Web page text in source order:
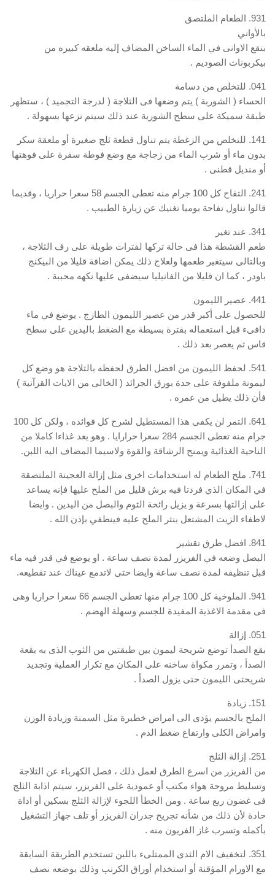
931. الطعام الملتصق
بالأواني
بنقع الاوانى في الماء الساخن المضاف إليه ملعقه كبيره من
بيكربونات الصوديم .
041. للتخلص من دسامة
الحساء ( الشوربة ) يتم وضعها فى الثلاجة ( لدرجة التجميد ) ، ستظهر
طبقة سميكة على سطح الشوربة عند ذلك سيتم نزعها بسهولة .
141. للتخلص من الزغطة يتم تناول قطعة ثلج صغيرة أو ملعقة سكر
بدون ماء أو شرب الماء من زجاجة مع وضع فوطة سفرة على فوهتها
أو منديل قطنى .
241. التفاح كل 100 جرام منه تعطى الجسم 58 سعرا حراريا ، وقديما
قالوا تناول تفاحة يوميا تغنيك عن زيارة الطبيب .
341. عند تغير
طعم القشطة هذا فى حالة تركها لفترات طويلة على رف الثلاجة ،
وبالتالى سيتغير طعمها ولعلاج ذلك يمكن اضافة قليلا من البيكنج
باودر ، كما ان قليلا من الفانيليا سيضفى عليها نكهه محببة .
441. عصير الليمون
للحصول على أكبر قدر من عصير الليمون الطازج . يوضع في ماء
دافىء قبل استعماله بفترة بسيطة مع الضغط باليدين على سطح
قاس ثم يعصر بعد ذلك .
541. لحفظ الليمون من افضل الطرق لحفظه بالثلاجة هو وضع كل
ليمونة ملفوفة على حدة بورق الجرائد ( الخالى من الايات القرآنية )
فأن ذلك يطيل من عمره .
641. التمر لن يكفى هذا المستطيل لشرح كل فوائده ، ولكن كل 100
جرام منه تعطى الجسم 284 سعرا حرارايا . وهو يعد غذاءا كاملا من
الناحية الغذائية ويمنح الرشاقة والقوة ولاسيما المضاف اليه اللبن.
741. ملح الطعام له استخدامات اخرى مثل إزالة العجينة الملتصقة
في المكان الذي فردتا فيه برش قليل من الملح عليها فإنه يساعد
على إزالتها بسرعة و يزيل رائحة الثوم والبصل من اليدين . وايضا
لاطفاء الزيت المشتعل بنثر الملح عليه فينطفي بإذن الله .
841. افضل طرق تقشير
البصل وضعه في الفريزر لمدة نصف ساعة . او يوضع في قدر فيه ماء
قبل تنظيفه لمدة نصف ساعة وايضا حتى لاتدمع عيناك عند تقطيعه.
941. الملوخية كل 100 جرام منها تعطى الجسم 66 سعرا حراريا وهى
فى مقدمة الاغذية المفيدة للجسم وسهلة الهضم .
051. إزالة
بقع الصدأ توضع شريحة ليمون بين طبقتين من الثوب الذى به بقعة
الصدأ ، وتمرر مكواة ساخنه على المكان مع تكرار العملية وتجديد
شريحتى الليمون حتى يزول الصدأ .
151. زيادة
الملح بالجسم يؤدى الى امراض خطيرة مثل السمنة وزيادة الوزن
وامراض الكلى وارتفاع ضغط الدم .
251. إزالة الثلج
من الفريزر من اسرع الطرق لعمل ذلك ، فصل الكهرباء عن الثلاجة
وتسليط مروحة هواء مكتب أو عمودية على الفريزر، سيتم اذابة الثلج
فى غضون ربع ساعة . ومن الخطأ اللجوء لإزالة الثلج بسكين أو اداة
حادة لأن ذلك من شأنه تجريح جدران الفريزر أو تلف جهاز التشغيل
بأكمله وتسرب غاز الفريون منه .
351. لتخفيف الام الثدى الممتلىء باللبن تستخدم الطريقة السابقة
مع الاورام المؤقنة أو استخدام أوراق الكرنب وذلك بوضعه نصف